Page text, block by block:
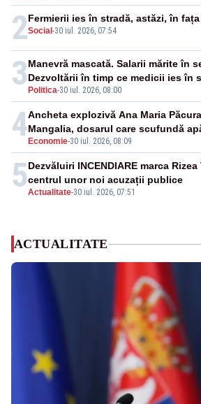
2Social -30 iul. 2026, 07:54
Fermierii ies în stradă, astăzi, în
3 Politica-30 iul. 2026, 08:00
Manevră mascată. Salarii mărite în
Dezvoltării în timp ce medicii ies în
4 Economie-30 iul. 2026, 08:09
Ancheta explozivă Ana Maria
Mangalia, dosarul care scufundă
5Actualitate-30 iul. 2026, 07:51
Dezvăluiri INCENDIARE marca
centrul unor noi acuzații publice
ACTUALITATE